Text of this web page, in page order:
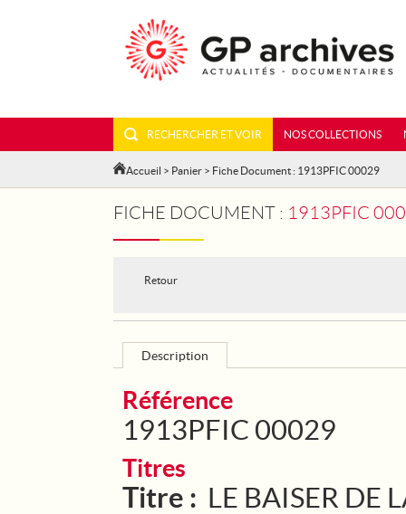
RECHERCHER ET VOIR NOS COLLECTIONS
Accueil > Panier > Fiche Document : 1913PFIC 00029
FICHE DOCUMENT : 1913PFIC
Retour
Description
Référence
1913PFIC 00029
Titres
Titre : LE BAISER DE